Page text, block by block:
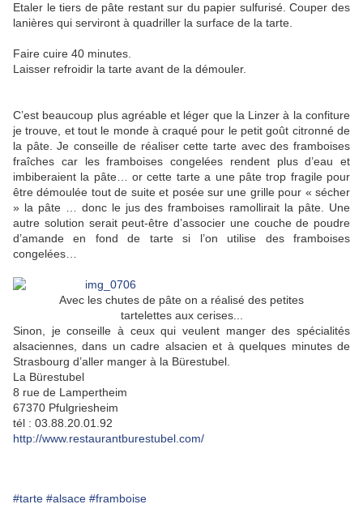
Etaler le tiers de pâte restant sur du papier sulfurisé. Couper des
lanières qui serviront à quadriller la surface de la tarte.
Faire cuire 40 minutes.
Laisser refroidir la tarte avant de la démouler.
C’est beaucoup plus agréable et léger que la Linzer à la confiture
je trouve, et tout le monde à craqué pour le petit goût citronné de
la pâte. Je conseille de réaliser cette tarte avec des framboises
fraîches car les framboises congelées rendent plus d’eau et
imbiberaient la pâte… or cette tarte a une pâte trop fragile pour
être démoulée tout de suite et posée sur une grille pour « sécher
» la pâte … donc le jus des framboises ramollirait la pâte. Une
autre solution serait peut-être d’associer une couche de poudre
d’amande en fond de tarte si l’on utilise des framboises
congelées…
Avec les chutes de pâte on a réalisé des petites
tartelettes aux cerises...
Sinon, je conseille à ceux qui veulent manger des spécialités
alsaciennes, dans un cadre alsacien et à quelques minutes de
Strasbourg d’aller manger à la Bürestubel.
La Bürestubel
8 rue de Lampertheim
67370 Pfulgriesheim
tél : 03.88.20.01.92
http://www.restaurantburestubel.com/
#tarte #alsace #framboise